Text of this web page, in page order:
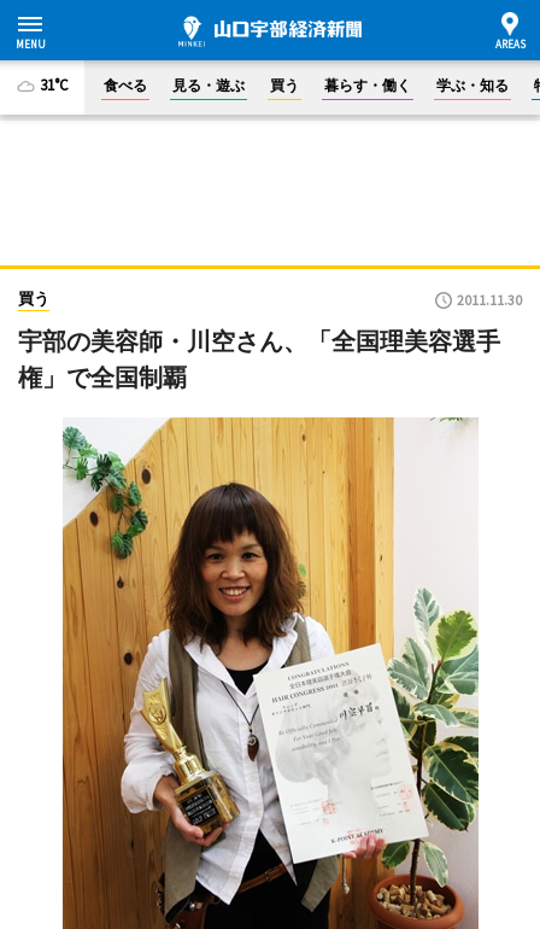
31°C 食べる 見る・遊ぶ 買う 暮らす・働く 学ぶ・知る
買う 2011.11.30
宇部の美容師・川空さん、「全国理美容選手
権」で全国制覇